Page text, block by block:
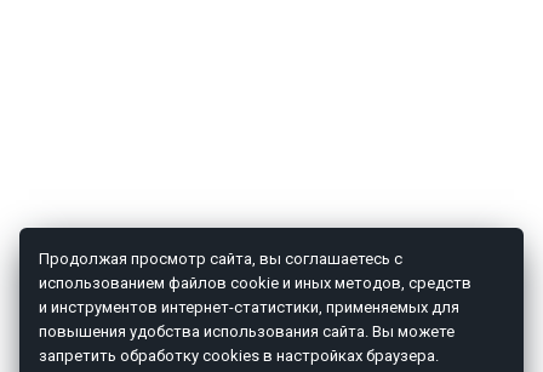
Продолжая просмотр сайта, вы соглашаетесь с
использованием файлов cookie и иных методов, средств
и инструментов интернет-статистики, применяемых для
повышения удобства использования сайта. Вы можете
запретить обработку cookies в настройках браузера.